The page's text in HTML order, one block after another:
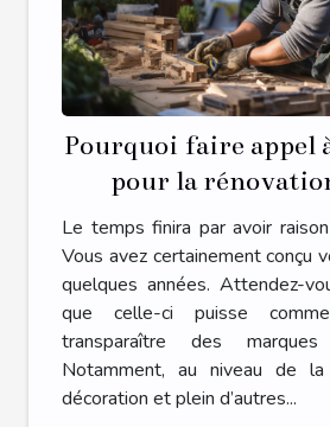
Pourquoi faire appel
pour la
habitat ?
Le temps finira par avoir
Vous avez certainement conçu
quelques années. Attendez-
que celle-ci puisse
transparaître des
Notamment, au niveau de
décoration et plein d’autres...